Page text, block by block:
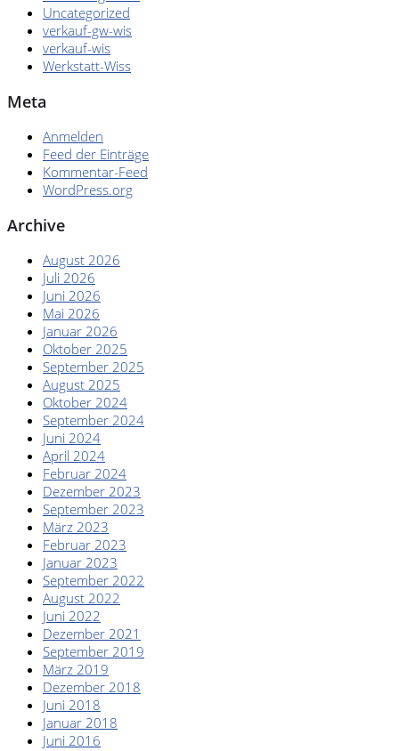
Uncategorized
verkauf-gw-wis
verkauf-wis
Werkstatt-Wiss
Meta
Anmelden
Feed der Einträge
Kommentar-Feed
WordPress.org
Archive
August 2026
Juli 2026
Juni 2026
Mai 2026
Januar 2026
Oktober 2025
September 2025
August 2025
Oktober 2024
September 2024
Juni 2024
April 2024
Februar 2024
Dezember 2023
September 2023
März 2023
Februar 2023
Januar 2023
September 2022
August 2022
Juni 2022
Dezember 2021
September 2019
März 2019
Dezember 2018
Juni 2018
Januar 2018
Juni 2016